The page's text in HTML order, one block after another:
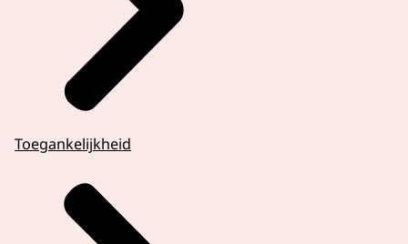
Toegankelijkheid